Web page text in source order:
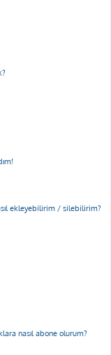
ekleyebilirim / silebilirim?
nasıl abone olurum?